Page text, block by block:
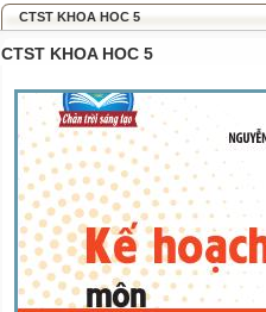
CTST KHOA HOC 5
CTST KHOA HOC 5